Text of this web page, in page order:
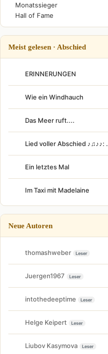
Monatssieger
Hall of Fame
Meist gelesen · Abschied
ERINNERUNGEN
Wie ein Windhauch
Das Meer ruft....
Lied voller Abschied ♪♫♪♪: .
Ein letztes Mal
Im Taxi mit Madelaine
Neue Autoren
thomashweber Leser
Juergen1967 Leser
intothedeeptime Leser
Helge Keipert Leser
Liubov Kasymova Leser